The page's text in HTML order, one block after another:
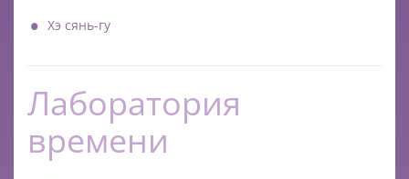
Хэ сянь-гу
Лаборатория
времени